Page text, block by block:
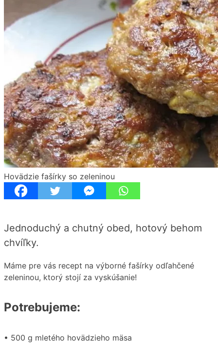
Hovädzie fašírky so zeleninou
Jednoduchý a chutný obed, hotový behom
chvíľky.
Máme pre vás recept na výborné fašírky odľahčené
zeleninou, ktorý stojí za vyskúšanie!
Potrebujeme:
• 500 g mletého hovädzieho mäsa